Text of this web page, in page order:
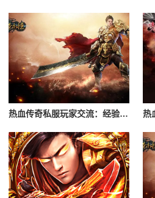
热血传奇私服玩家交流：经验分享与心得